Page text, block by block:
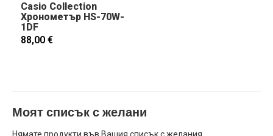
Casio Collection
Хронометър HS-70W-
1DF
88,00 €
Моят списък с желани